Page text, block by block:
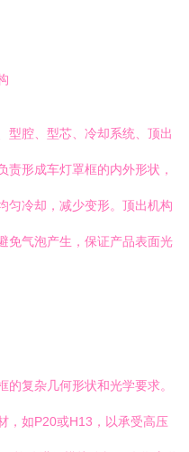
型腔、型芯、冷却系统、顶出
形成车灯罩框的内外形状，
匀冷却，减少变形。顶出机构
免气泡产生，保证产品表面光
复杂几何形状和光学要求。
，如P20或H13，以承受高压